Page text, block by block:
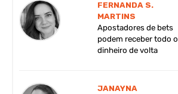
FERNANDA S.
MARTINS
Apostadores de bets
podem receber todo o
dinheiro de volta
JANAYNA